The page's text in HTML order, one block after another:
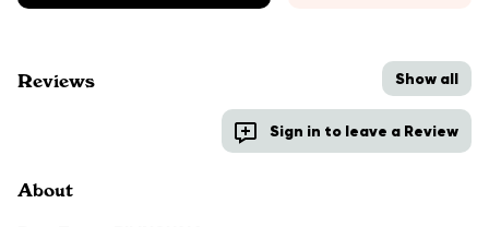
Reviews
Sign in to leave a Review
Show all
About